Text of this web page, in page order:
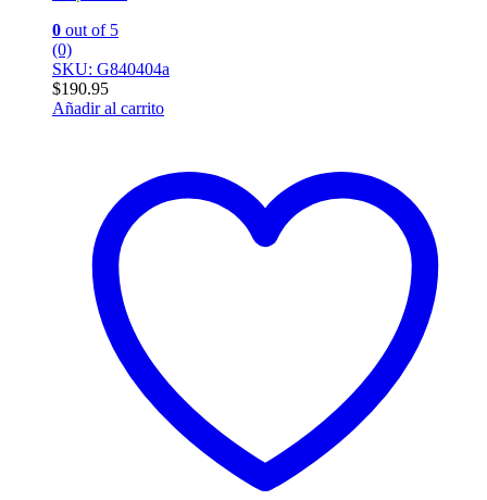
0 out of 5
(0)
SKU: G840404a
$190.95
Añadir al carrito